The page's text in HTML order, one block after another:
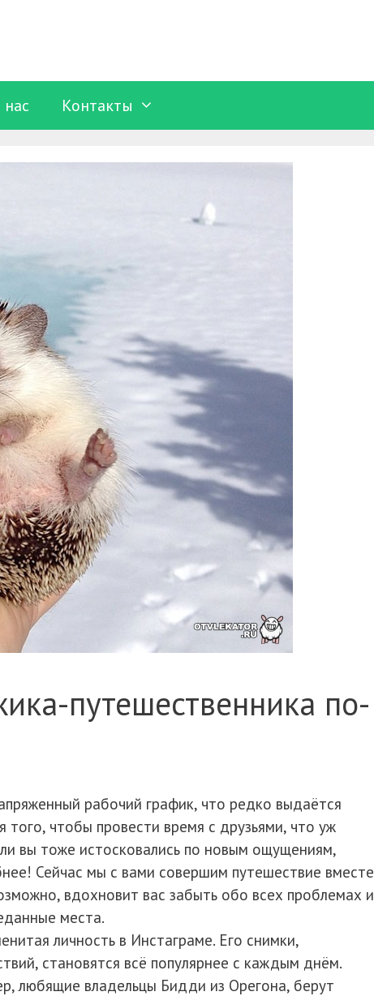
нас Контакты
путешественника по-
рабочий график, что редко выдаётся
чтобы провести время с друзьями, что уж
вы тоже истосковались по новым ощущениям,
Сейчас мы с вами совершим путешествие вместе
вдохновит вас забыть обо всех проблемах и
места.
личность в Инстаграме. Его снимки,
становятся всё популярнее с каждым днём.
любящие владельцы Бидди из Орегона, берут